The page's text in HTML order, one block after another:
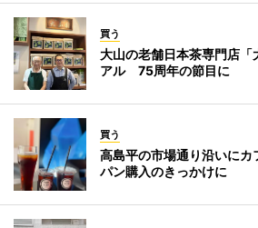
買う
大山の老舗日本茶専門店
アル 75周年の節目に
買う
高島平の市場通り沿いに
パン購入のきっかけに